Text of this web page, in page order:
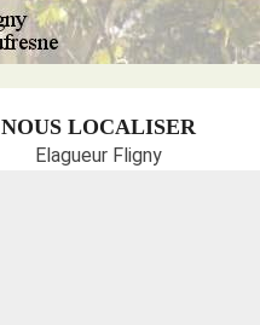
NOUS LOCALISER
Elagueur Fligny